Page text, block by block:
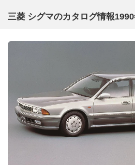
三菱 シグマのカタログ情報